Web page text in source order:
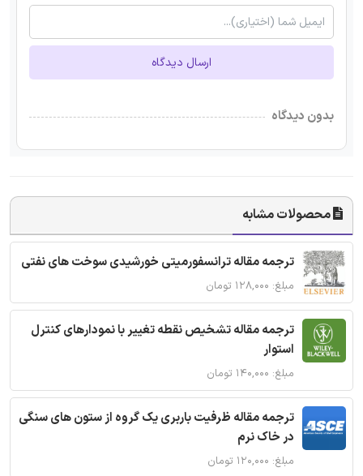
ارسال دیدگاه
بدون دیدگاه
محصولات مشابه
ترجمه مقاله ترانسفورمیتی خورشیدی سوخت های نفتی
مبلغ: ۱۲۸,۰۰۰ تومان
ترجمه مقاله تشخیص نقطه تغییر با نمودارهای کنترل
استوار
مبلغ: ۱۴۰,۰۰۰ تومان
ترجمه مقاله ظرفیت باربری یک گروه از ستون های سنگی
در خاک نرم
مبلغ: ۱۲۰,۰۰۰ تومان